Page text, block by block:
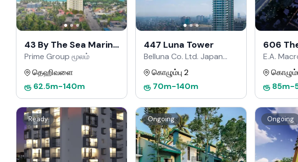
43 By The Sea Marine
Drive
Prime Group மூலம்
தெஹிவளை
ரூ 62.5m-140m
447 Luna Tower
Belluna Co. Ltd. Japan
மூலம்கொழும்பு 2
ரூ 70m-140m
606
E.A.
ரூ 85m-
Ready Ongoing Ongoing